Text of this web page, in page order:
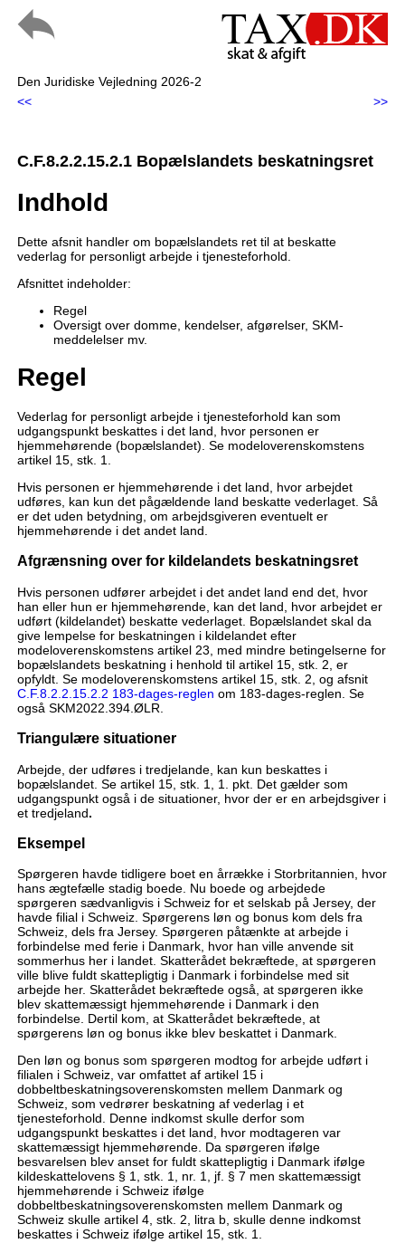
Den Juridiske Vejledning 2026-2
<<
>>
C.F.8.2.2.15.2.1 Bopælslandets beskatningsret
Indhold
Dette afsnit handler om bopælslandets ret til at beskatte
vederlag for personligt arbejde i tjenesteforhold.
Afsnittet indeholder:
Regel
Oversigt over domme, kendelser, afgørelser, SKM-
meddelelser mv.
Regel
Vederlag for personligt arbejde i tjenesteforhold kan som
udgangspunkt beskattes i det land, hvor personen er
hjemmehørende (bopælslandet). Se modeloverenskomstens
artikel 15, stk. 1.
Hvis personen er hjemmehørende i det land, hvor arbejdet
udføres, kan kun det pågældende land beskatte vederlaget. Så
er det uden betydning, om arbejdsgiveren eventuelt er
hjemmehørende i det andet land.
Afgrænsning over for kildelandets beskatningsret
Hvis personen udfører arbejdet i det andet land end det, hvor
han eller hun er hjemmehørende, kan det land, hvor arbejdet er
udført (kildelandet) beskatte vederlaget. Bopælslandet skal da
give lempelse for beskatningen i kildelandet efter
modeloverenskomstens artikel 23, med mindre betingelserne for
bopælslandets beskatning i henhold til artikel 15, stk. 2, er
opfyldt. Se modeloverenskomstens artikel 15, stk. 2, og afsnit
C.F.8.2.2.15.2.2 183-dages-reglen om 183-dages-reglen. Se
også SKM2022.394.ØLR.
Triangulære situationer
Arbejde, der udføres i tredjelande, kan kun beskattes i
bopælslandet. Se artikel 15, stk. 1, 1. pkt. Det gælder som
udgangspunkt også i de situationer, hvor der er en arbejdsgiver i
et tredjeland.
Eksempel
Spørgeren havde tidligere boet en årrække i Storbritannien, hvor
hans ægtefælle stadig boede. Nu boede og arbejdede
spørgeren sædvanligvis i Schweiz for et selskab på Jersey, der
havde filial i Schweiz. Spørgerens løn og bonus kom dels fra
Schweiz, dels fra Jersey. Spørgeren påtænkte at arbejde i
forbindelse med ferie i Danmark, hvor han ville anvende sit
sommerhus her i landet. Skatterådet bekræftede, at spørgeren
ville blive fuldt skattepligtig i Danmark i forbindelse med sit
arbejde her. Skatterådet bekræftede også, at spørgeren ikke
blev skattemæssigt hjemmehørende i Danmark i den
forbindelse. Dertil kom, at Skatterådet bekræftede, at
spørgerens løn og bonus ikke blev beskattet i Danmark.
Den løn og bonus som spørgeren modtog for arbejde udført i
filialen i Schweiz, var omfattet af artikel 15 i
dobbeltbeskatningsoverenskomsten mellem Danmark og
Schweiz, som vedrører beskatning af vederlag i et
tjenesteforhold. Denne indkomst skulle derfor som
udgangspunkt beskattes i det land, hvor modtageren var
skattemæssigt hjemmehørende. Da spørgeren ifølge
besvarelsen blev anset for fuldt skattepligtig i Danmark ifølge
kildeskattelovens § 1, stk. 1, nr. 1, jf. § 7 men skattemæssigt
hjemmehørende i Schweiz ifølge
dobbeltbeskatningsoverenskomsten mellem Danmark og
Schweiz skulle artikel 4, stk. 2, litra b, skulle denne indkomst
beskattes i Schweiz ifølge artikel 15, stk. 1.